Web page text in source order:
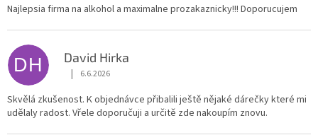
n
í
Najlepsia firma na alkohol a maximalne prozakaznicky!!! Doporucujem
DH David Hirka
Hodnocení obchodu je 5 z 5 hvězdiček.
| 6.6.2026
Skvělá zkušenost. K objednávce přibalili ještě nějaké dárečky které mi
udělaly radost. Vřele doporučuji a určitě zde nakoupím znovu.